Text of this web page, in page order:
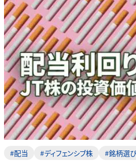
#配当 #ディフェンシブ株 #銘柄選